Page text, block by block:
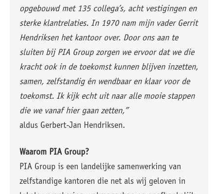
opgebouwd met 135 collega’s, acht vestigingen en
sterke klantrelaties. In 1970 nam mijn vader Gerrit
Hendriksen het kantoor over. Door ons aan te
sluiten bij PIA Group zorgen we ervoor dat we die
kracht ook in de toekomst kunnen blijven inzetten,
samen, zelfstandig én wendbaar en klaar voor de
toekomst. Ik kijk echt uit naar alle mooie stappen
die we vanaf hier gaan zetten,”
aldus Gerbert-Jan Hendriksen.
Waarom PIA Group?
PIA Group is een landelijke samenwerking van
zelfstandige kantoren die net als wij geloven in